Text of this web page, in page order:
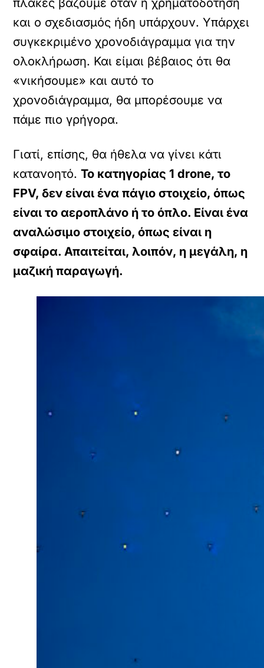
και ο σχεδιασμός ήδη υπάρχουν. Υπάρχει
συγκεκριμένο χρονοδιάγραμμα για την
ολοκλήρωση. Και είμαι βέβαιος ότι θα
«νικήσουμε» και αυτό το
χρονοδιάγραμμα, θα μπορέσουμε να
πάμε πιο γρήγορα.
Γιατί, επίσης, θα ήθελα να γίνει κάτι
κατανοητό.Το κατηγορίας 1 drone, το
FPV, δεν είναι ένα πάγιο στοιχείο, όπως
είναι το αεροπλάνο ή το όπλο. Είναι ένα
αναλώσιμο στοιχείο, όπως είναι η
σφαίρα. Απαιτείται, λοιπόν, η μεγάλη, η
μαζική παραγωγή.